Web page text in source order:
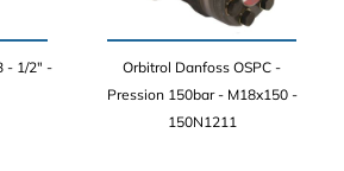
- 1/2" -
Orbitrol Danfoss OSPC -
Pression 150bar - M18x150 -
150N1211